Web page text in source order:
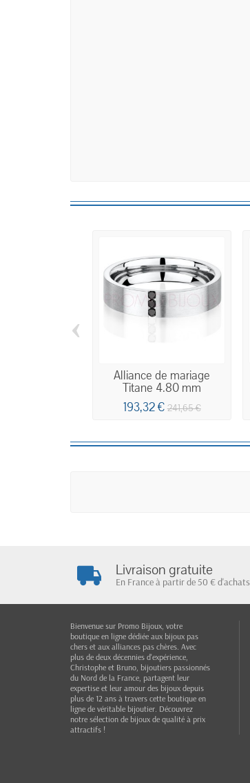
Alliance de mariage
Titane 4.80 mm
193,32 € 241,65 €
‹
Livraison gratuite
En France à partir de 50 € d'achats
Bienvenue sur Promo Bijoux, votre
boutique en ligne dédiée aux bijoux pas
chers et aux alliances pas chères. Avec
plus de deux décennies d'expérience,
Christophe et Bruno, bijoutiers passionnés
du Nord de la France, partagent leur
expertise et leur amour des bijoux depuis
plus de 12 ans à travers cette boutique en
ligne de véritable bijoutier. Découvrez
notre sélection de bijoux de qualité à prix
attractifs !